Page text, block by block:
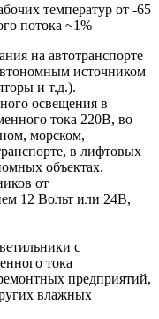
температур от -65
потока ~1%
на автотранспорте
источником
и т.д.).
освещения в
тока 220В, во
морском,
в лифтовых
объектах.
от
12 Вольт или 24В,
с
тока
предприятий,
влажных